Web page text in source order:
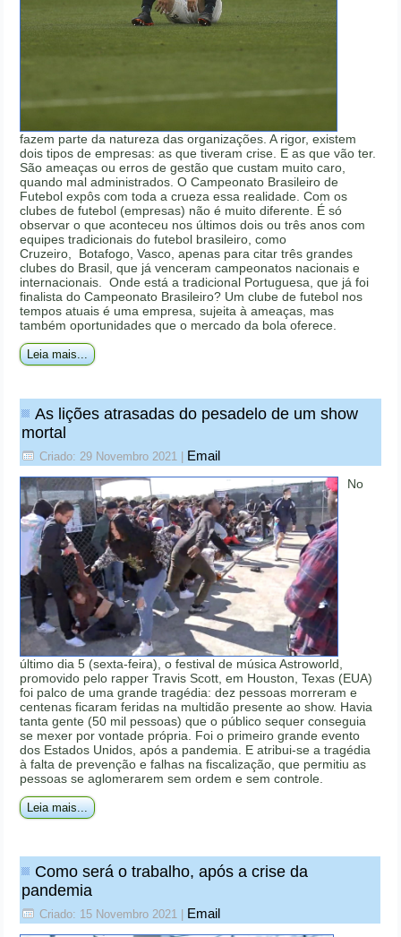
fazem parte da natureza das organizações. A rigor, existem
dois tipos de empresas: as que tiveram crise. E as que vão ter.
São ameaças ou erros de gestão que custam muito caro,
quando mal administrados. O Campeonato Brasileiro de
Futebol expôs com toda a crueza essa realidade. Com os
clubes de futebol (empresas) não é muito diferente. É só
observar o que aconteceu nos últimos dois ou três anos com
equipes tradicionais do futebol brasileiro, como
Cruzeiro, Botafogo, Vasco, apenas para citar três grandes
clubes do Brasil, que já venceram campeonatos nacionais e
internacionais. Onde está a tradicional Portuguesa, que já foi
finalista do Campeonato Brasileiro? Um clube de futebol nos
tempos atuais é uma empresa, sujeita à ameaças, mas
também oportunidades que o mercado da bola oferece.
Leia mais...
As lições atrasadas do pesadelo de um show
mortal
Criado: 29 Novembro 2021 Email
No
último dia 5 (sexta-feira), o festival de música Astroworld,
promovido pelo rapper Travis Scott, em Houston, Texas (EUA)
foi palco de uma grande tragédia: dez pessoas morreram e
centenas ficaram feridas na multidão presente ao show. Havia
tanta gente (50 mil pessoas) que o público sequer conseguia
se mexer por vontade própria. Foi o primeiro grande evento
dos Estados Unidos, após a pandemia. E atribui-se a tragédia
à falta de prevenção e falhas na fiscalização, que permitiu as
pessoas se aglomerarem sem ordem e sem controle.
Leia mais...
Como será o trabalho, após a crise da
pandemia
Criado: 15 Novembro 2021 Email